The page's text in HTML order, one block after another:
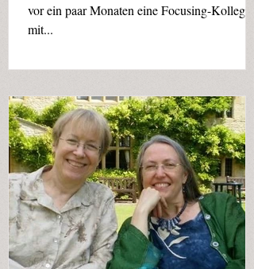
vor ein paar Monaten eine Focusing-Kollegin,
mit...